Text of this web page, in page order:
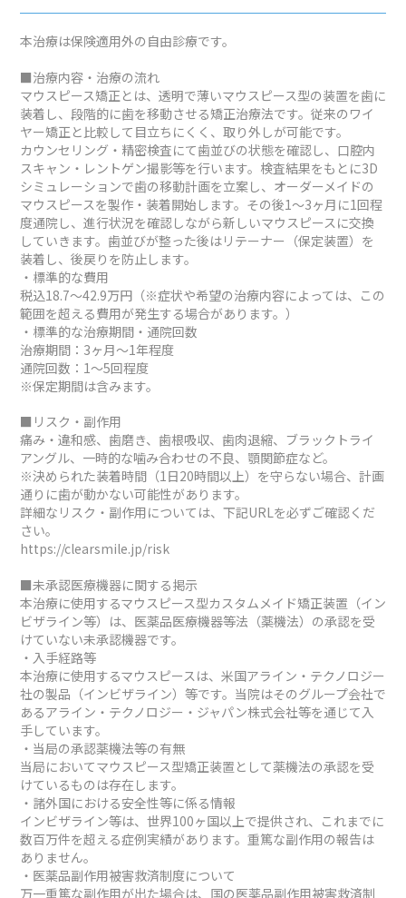
本治療は保険適用外の自由診療です。
■治療内容・治療の流れ
マウスピース矯正とは、透明で薄いマウスピース型の装置を歯に
装着し、段階的に歯を移動させる矯正治療法です。従来のワイ
ヤー矯正と比較して目立ちにくく、取り外しが可能です。
カウンセリング・精密検査にて歯並びの状態を確認し、口腔内
スキャン・レントゲン撮影等を行います。検査結果をもとに3D
シミュレーションで歯の移動計画を立案し、オーダーメイドの
マウスピースを製作・装着開始します。その後1～3ヶ月に1回程
度通院し、進行状況を確認しながら新しいマウスピースに交換
していきます。歯並びが整った後はリテーナー（保定装置）を
装着し、後戻りを防止します。
・標準的な費用
税込18.7～42.9万円（※症状や希望の治療内容によっては、この
範囲を超える費用が発生する場合があります。）
・標準的な治療期間・通院回数
治療期間：3ヶ月～1年程度
通院回数：1～5回程度
※保定期間は含みます。
■リスク・副作用
痛み・違和感、歯磨き、歯根吸収、歯肉退縮、ブラックトライ
アングル、一時的な噛み合わせの不良、顎関節症など。
※決められた装着時間（1日20時間以上）を守らない場合、計画
通りに歯が動かない可能性があります。
詳細なリスク・副作用については、下記URLを必ずご確認くだ
さい。
https://clearsmile.jp/risk
■未承認医療機器に関する掲示
本治療に使用するマウスピース型カスタムメイド矯正装置（イン
ビザライン等）は、医薬品医療機器等法（薬機法）の承認を受
けていない未承認機器です。
・入手経路等
本治療に使用するマウスピースは、米国アライン・テクノロジー
社の製品（インビザライン）等です。当院はそのグループ会社で
あるアライン・テクノロジー・ジャパン株式会社等を通じて入
手しています。
・当局の承認薬機法等の有無
当局においてマウスピース型矯正装置として薬機法の承認を受
けているものは存在します。
・諸外国における安全性等に係る情報
インビザライン等は、世界100ヶ国以上で提供され、これまでに
数百万件を超える症例実績があります。重篤な副作用の報告は
ありません。
・医薬品副作用被害救済制度について
万一重篤な副作用が出た場合は、国の医薬品副作用被害救済制